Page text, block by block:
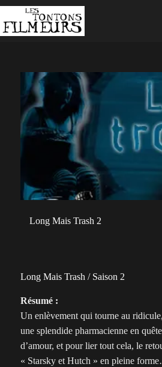
Long Mais Trash 2
Long Mais Trash / Saison 2
Résumé :
Un enlèvement qui tourne au
une splendide pharmacienne en
d’amour, et pour lier tout cela, le
« Starsky et Hutch » en pleine